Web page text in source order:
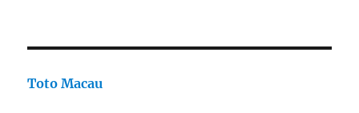
Toto Macau